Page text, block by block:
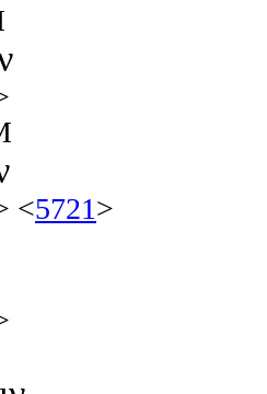
<5721>